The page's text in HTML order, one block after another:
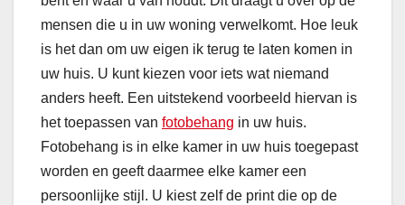
mensen die u in uw woning verwelkomt. Hoe leuk
is het dan om uw eigen ik terug te laten komen in
uw huis. U kunt kiezen voor iets wat niemand
anders heeft. Een uitstekend voorbeeld hiervan is
het toepassen van fotobehang in uw huis.
Fotobehang is in elke kamer in uw huis toegepast
worden en geeft daarmee elke kamer een
persoonlijke stijl. U kiest zelf de print die op de